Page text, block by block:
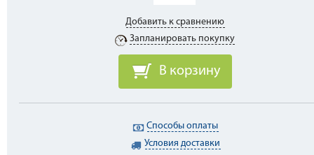
Добавить к сравнению
Запланировать покупку
В корзину
Способы оплаты
Условия доставки